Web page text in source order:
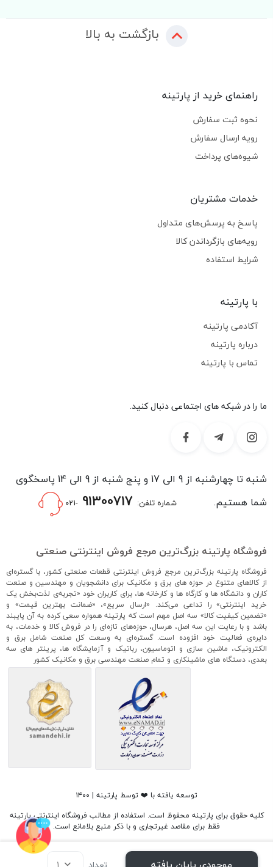
1
بازگشت به بالا
راهنمای خرید از پارتینه
نحوه ثبت سفارش
رویه ارسال سفارش
شیوه‌های پرداخت
خدمات مشتریان
پاسخ به پرسش‌های متداول
رویه‌های بازگرداندن کالا
شرایط استفاده
با پارتینه
آکادمی پارتینه
درباره پارتینه
تماس با پارتینه
ما را در شبکه های اجتماعی دنبال کنید.
شنبه تا چهارشنبه از 9 الی 17 و پنج شنبه از 9 الی 14 پاسخگوی
شما هستیم.
شماره تلفن: -021
فروشگاه پارتینه بزرگ‌ترین مرجع فروش اینترنتی صنعتی
فروشگاه پارتینه بزرگ‌ترین مرجع فروش اینترنتی قطعات صنعتی کشور، با گستره‌ای
از کالاهای متنوع در حوزه های برق و مکانیک برای دانشجویان و مهندسین و صنعت
کاران و دانشگاه ها و کارگاه ها و کارخانه ها، برای کاربران خود «تجربه‌ی لذت‌بخش یک
خرید اینترنتی» را تداعی می‌کند. «ارسال سریع»، «ضمانت بهترین قیمت» و
«تضمین کیفیت کالا» سه اصل مهم است که پارتینه همواره سعی کرده به آن پایبند
باشد و با رعایت این سه اصل، هرسال، حوزه‌های تازه‌ای را در فروش کالا و خدمات، به
دایره‌ی فعالیت خود افزوده است. گستره‌ای به وسعت کل صنعت شامل برق و
الکترونیک، ماشین سازی و اتوماسیون، رباتیک و آزمایشگاه ها، پرینتر های سه
بعدی، دستگاه های ماشینکاری و تمام صنعت مهندسی برق و مکانیک کشور
توسعه یافته با ❤️ توسط پارتینه | ۱۴۰۰
کلیه حقوق برای پارتینه محفوظ است. استفاده از مطالب فروشگاه اینترنتی پارتینه
فقط برای مقاصد غیرتجاری و با ذکر منبع بلامانع است.